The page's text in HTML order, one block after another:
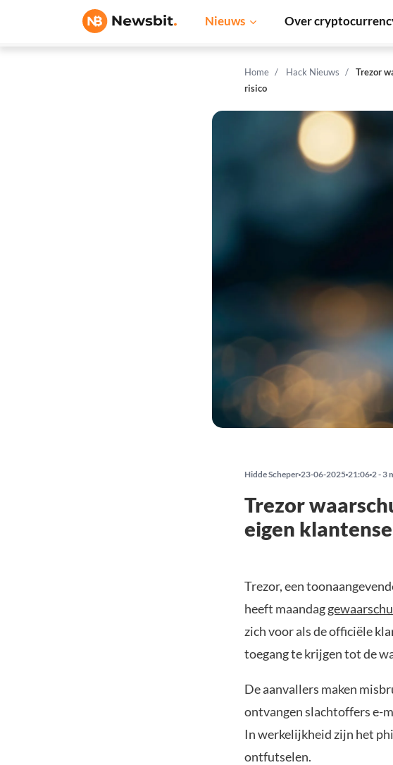
Nieuws Over
Home Hack Nieuws
Trezor
risico
Hidde Scheper 23-06-2025 21:06 2 - 3
Trezor
eigen
Trezor, een
heeft maandag
zich voor als de officiële
toegang te krijgen tot de
De aanvallers maken
ontvangen slachtoffers e-
In werkelijkheid zijn het
ontfutselen.